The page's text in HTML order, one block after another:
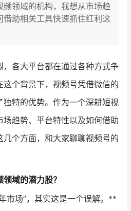
产品场景库
有赞商盟
频领域的机构，我想从市场趋
借助相关工具快速抓住红利这
各大平台都在通过各种方式争
个背景下，视频号凭借微信的
特的优势。作为一个深耕短视
趋势、平台特性以及如何借助
个方面，和大家聊聊视频号的
域的潜力股？
市场”，其实这是一个误解。**